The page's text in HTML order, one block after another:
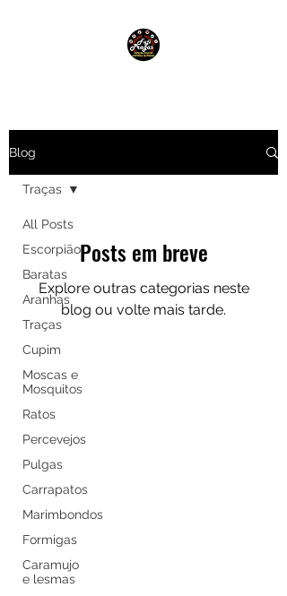
Blog
All Posts
Escorpião
Baratas
Aranhas
Traças
Cupim
Moscas e
Mosquitos
Ratos
Percevejos
Pulgas
Carrapatos
Marimbondos
Formigas
Caramujo
e lesmas
Traças
Posts em breve
Explore outras categorias neste
blog ou volte mais tarde.